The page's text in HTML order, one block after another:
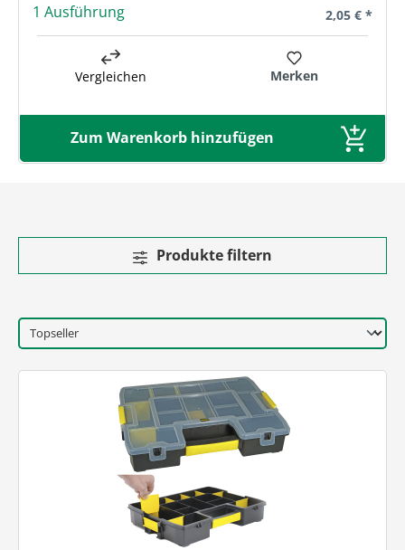
1 Ausführung Regulärer
2,05 € *
Vergleichen Merken
Zum Warenkorb hinzufügen
Produkte filtern